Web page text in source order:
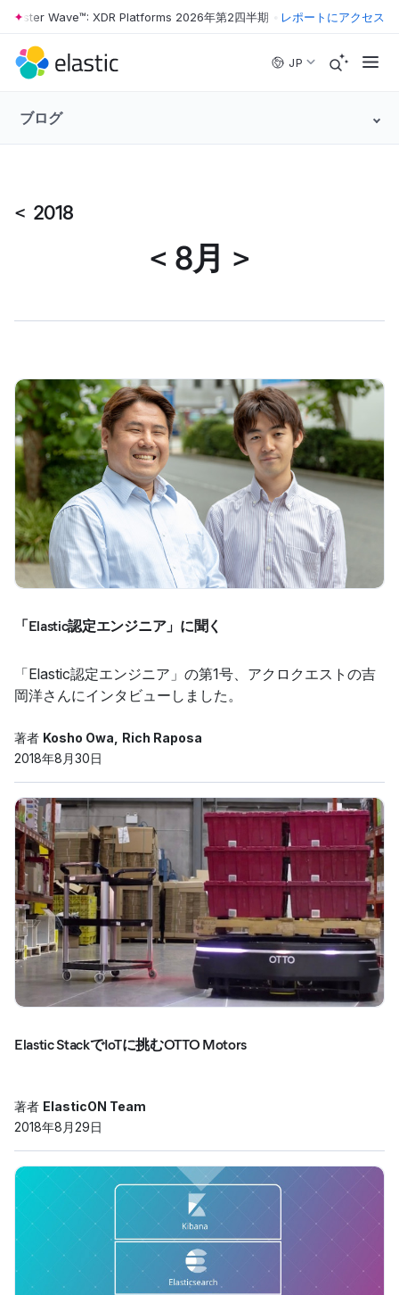
Skip to main content
Wave™: XDR Platforms 2026年第2四半期 • The Forrester Wave™:
レポートにアクセス
JP
ブログ
< 2018
< 8月 >
「Elastic認定エンジニア」に聞く
「Elastic認定エンジニア」の第1号、アクロクエストの吉
岡洋さんにインタビューしました。
著者 Kosho Owa
Rich Raposa
2018年8月30日
Elastic StackでIoTに挑むOTTO Motors
著者 ElasticON Team
2018年8月29日